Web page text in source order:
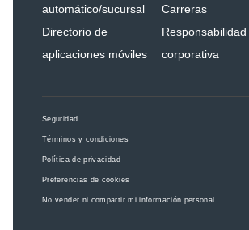
automático/sucursal
Directorio de
aplicaciones móviles
Carreras
Responsabilidad
corporativa
Seguridad
Términos y condiciones
Política de privacidad
Preferencias de cookies
No vender ni compartir mi información personal